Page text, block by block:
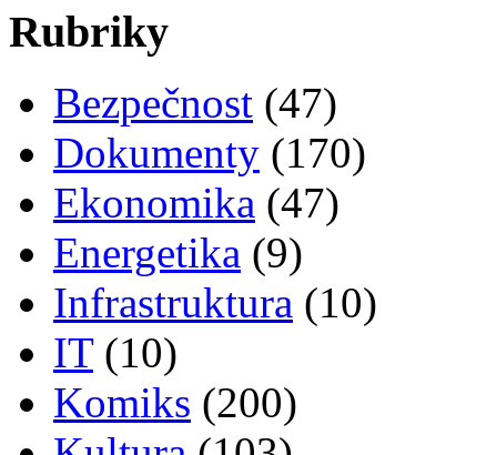
Rubriky
Bezpečnost (47)
Dokumenty (170)
Ekonomika (47)
Energetika (9)
Infrastruktura (10)
IT(10)
Komiks (200)